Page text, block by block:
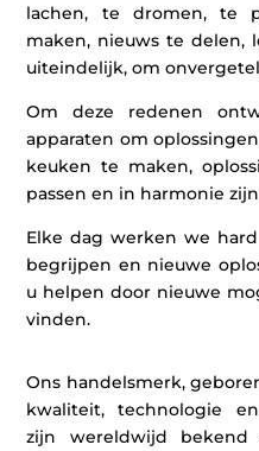
lachen, te dromen, te
maken, nieuws te delen,
uiteindelijk, om
Om deze redenen
apparaten om
keuken te maken,
passen en in harmonie
Elke dag werken we
begrijpen en nieuwe
u helpen door nieuwe
vinden.
Ons handelsmerk,
kwaliteit, technologie
zijn wereldwijd bekend